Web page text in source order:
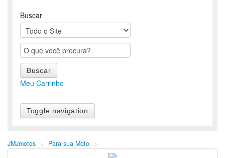
Buscar
Meu Carrinho
Toggle navigation
Alarmes
JMJmotos > Para sua Moto >